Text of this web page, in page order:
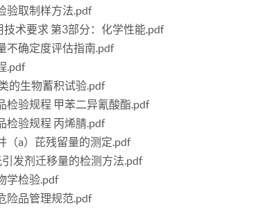
验取制样方法.pdf
术要求 第3部分：化学性能.pdf
不确定度评估指南.pdf
.pdf
的生物蓄积试验.pdf
检验规程 甲苯二异氰酸酯.pdf
检验规程 丙烯腈.pdf
（a）芘残留量的测定.pdf
发剂迁移量的检测方法.pdf
学检验.pdf
险品管理规范.pdf